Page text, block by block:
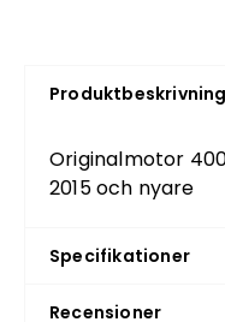
Produktbeskrivning
Originalmotor
2015 och nyare
Specifikationer
Recensioner